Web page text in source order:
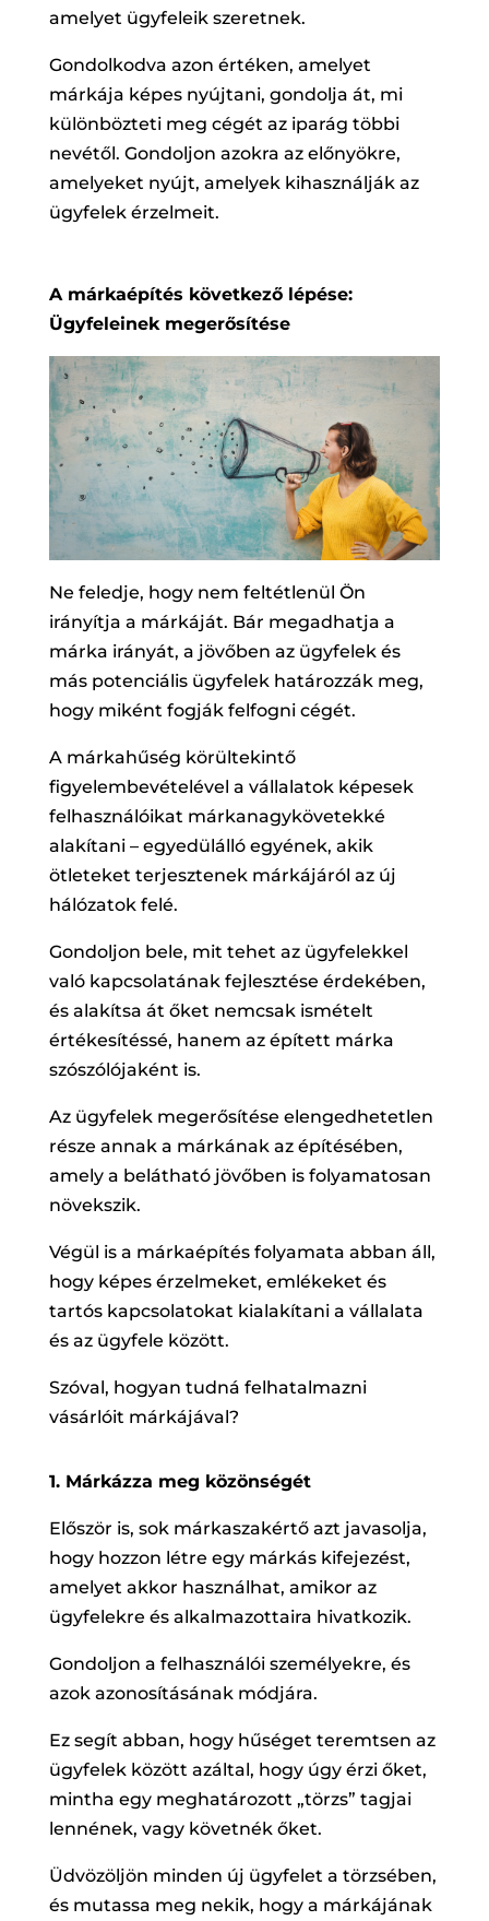
amelyet ügyfeleik szeretnek.
Gondolkodva azon értéken, amelyet
márkája képes nyújtani, gondolja át, mi
különbözteti meg cégét az iparág többi
nevétől. Gondoljon azokra az előnyökre,
amelyeket nyújt, amelyek kihasználják az
ügyfelek érzelmeit.
A márkaépítés következő lépése:
Ügyfeleinek megerősítése
Ne feledje, hogy nem feltétlenül Ön
irányítja a márkáját. Bár megadhatja a
márka irányát, a jövőben az ügyfelek és
más potenciális ügyfelek határozzák meg,
hogy miként fogják felfogni cégét.
A márkahűség körültekintő
figyelembevételével a vállalatok képesek
felhasználóikat márkanagykövetekké
alakítani – egyedülálló egyének, akik
ötleteket terjesztenek márkájáról az új
hálózatok felé.
Gondoljon bele, mit tehet az ügyfelekkel
való kapcsolatának fejlesztése érdekében,
és alakítsa át őket nemcsak ismételt
értékesítéssé, hanem az épített márka
szószólójaként is.
Az ügyfelek megerősítése elengedhetetlen
része annak a márkának az építésében,
amely a belátható jövőben is folyamatosan
növekszik.
Végül is a márkaépítés folyamata abban áll,
hogy képes érzelmeket, emlékeket és
tartós kapcsolatokat kialakítani a vállalata
és az ügyfele között.
Szóval, hogyan tudná felhatalmazni
vásárlóit márkájával?
1. Márkázza meg közönségét
Először is, sok márkaszakértő azt javasolja,
hogy hozzon létre egy márkás kifejezést,
amelyet akkor használhat, amikor az
ügyfelekre és alkalmazottaira hivatkozik.
Gondoljon a felhasználói személyekre, és
azok azonosításának módjára.
Ez segít abban, hogy hűséget teremtsen az
ügyfelek között azáltal, hogy úgy érzi őket,
mintha egy meghatározott „törzs” tagjai
lennének, vagy követnék őket.
Üdvözöljön minden új ügyfelet a törzsében,
és mutassa meg nekik, hogy a márkájának